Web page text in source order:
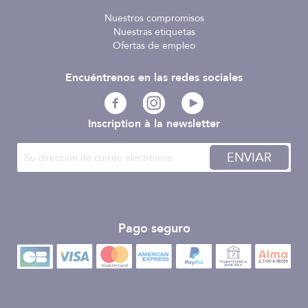
Nuestros compromisos
Nuestras etiquetas
Ofertas de empleo
Inscription à la newsletter
ENVIAR
Pago seguro
Encuéntrenos en las redes sociales